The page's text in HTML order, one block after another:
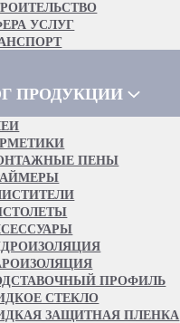
УСЛУГ
ПРОДУКЦИИ
ПЕНЫ
ПРОФИЛЬ
СТЕКЛО
ЗАЩИТНАЯ ПЛЕНКА